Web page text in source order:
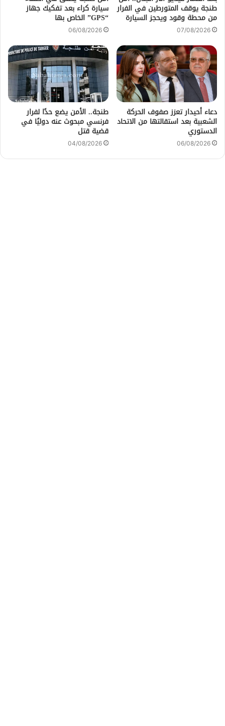
طنجة يوقف المتورطين في الفرار
من محطة وقود ويحجز السيارة
07/08/2026
سيارة كراء بعد تفكيك جهاز
“GPS” الخاص بها
06/08/2026
دعاء أحيدار تعزز صفوف الحركة
الشعبية بعد استقالتها من الاتحاد
الدستوري
06/08/2026
طنجة.. الأمن يضع حدًا لفرار
فرنسي مبحوث عنه دوليًا في
قضية قتل
04/08/2026